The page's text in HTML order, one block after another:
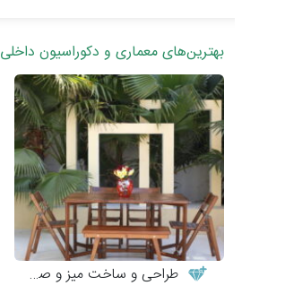
بهترین‌های معماری و دکوراسیون داخلی
طراحی و ساخت میز و صندلی چوبی